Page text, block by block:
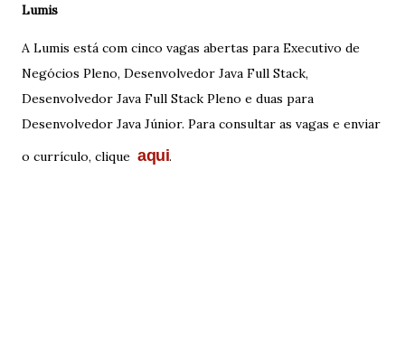
Lumis
A Lumis está com cinco vagas abertas para Executivo de
Negócios Pleno, Desenvolvedor Java Full Stack,
Desenvolvedor Java Full Stack Pleno e duas para
Desenvolvedor Java Júnior. Para consultar as vagas e enviar
o currículo, clique aqui.